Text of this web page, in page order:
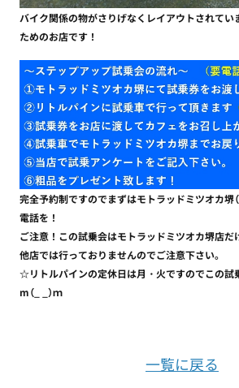
バイク関係の物がさりげなくレイアウトされてい
ためのお店です！
完全予約制ですのでまずはモトラッドミツオカ堺
電話を！
ご注意！この試乗会はモトラッドミツオカ堺店だ
他店では行っておりませんのでご注意下さい。
☆リトルパインの定休日は月・火ですのでこの試
m（_ _）ｍ
一覧に戻る